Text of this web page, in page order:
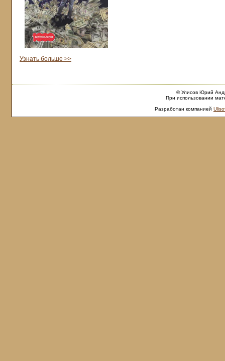
Узнать больше >>
© Улисов Юрий
При использовании
Разработан компанией